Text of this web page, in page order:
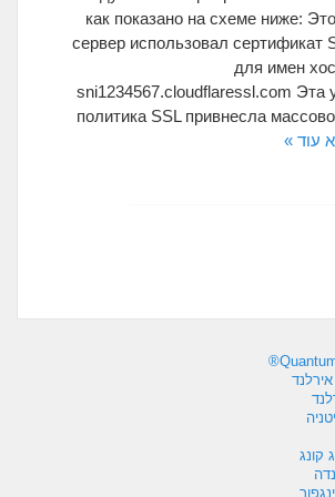
как показано на схеме ниже:
сервер использовал сертификат
для имен
sni1234567.cloudflaressl.com Эта
политика SSL привнесла
עוד »